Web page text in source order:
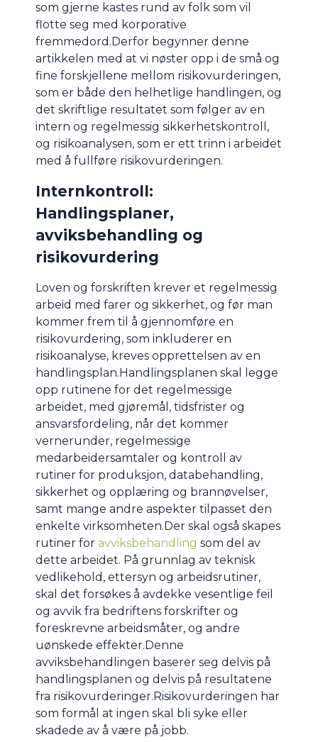
som gjerne kastes rund av folk som vil
flotte seg med korporative
fremmedord.Derfor begynner denne
artikkelen med at vi nøster opp i de små og
fine forskjellene mellom risikovurderingen,
som er både den helhetlige handlingen, og
det skriftlige resultatet som følger av en
intern og regelmessig sikkerhetskontroll,
og risikoanalysen, som er ett trinn i arbeidet
med å fullføre risikovurderingen.
Internkontroll:
Handlingsplaner,
avviksbehandling og
risikovurdering
Loven og forskriften krever et regelmessig
arbeid med farer og sikkerhet, og før man
kommer frem til å gjennomføre en
risikovurdering, som inkluderer en
risikoanalyse, kreves opprettelsen av en
handlingsplan.Handlingsplanen skal legge
opp rutinene for det regelmessige
arbeidet, med gjøremål, tidsfrister og
ansvarsfordeling, når det kommer
vernerunder, regelmessige
medarbeidersamtaler og kontroll av
rutiner for produksjon, databehandling,
sikkerhet og opplæring og brannøvelser,
samt mange andre aspekter tilpasset den
enkelte virksomheten.Der skal også skapes
rutiner for avviksbehandling som del av
dette arbeidet. På grunnlag av teknisk
vedlikehold, ettersyn og arbeidsrutiner,
skal det forsøkes å avdekke vesentlige feil
og avvik fra bedriftens forskrifter og
foreskrevne arbeidsmåter, og andre
uønskede effekter.Denne
avviksbehandlingen baserer seg delvis på
handlingsplanen og delvis på resultatene
fra risikovurderinger.Risikovurderingen har
som formål at ingen skal bli syke eller
skadede av å være på jobb.